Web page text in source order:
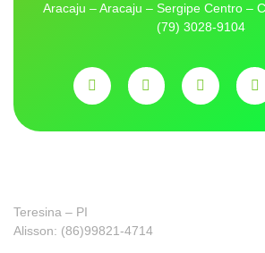
Aracaju – Aracaju – Sergipe Centro –
(79) 3028-9104
Teresina – PI
Alisson: (86)99821-4714